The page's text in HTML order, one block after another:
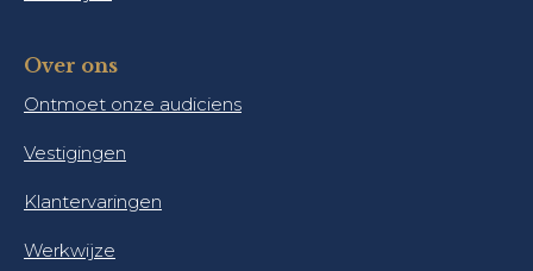
Over ons
Ontmoet onze audiciens
Vestigingen
Klantervaringen
Werkwijze